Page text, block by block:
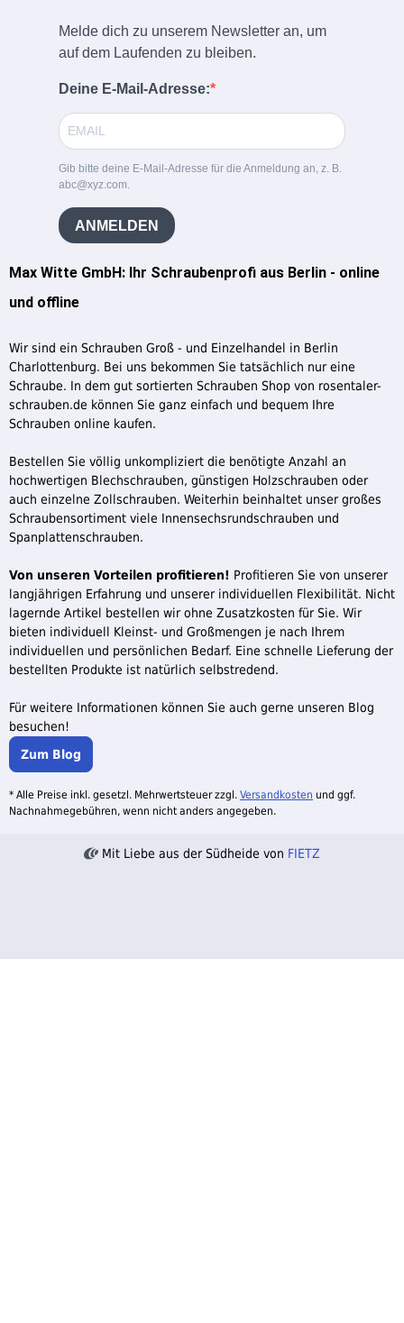
Max Witte GmbH: Ihr Schraubenprofi aus Berlin - online
und offline
Wir sind ein Schrauben Groß - und Einzelhandel in Berlin
Charlottenburg. Bei uns bekommen Sie tatsächlich nur eine
Schraube. In dem gut sortierten Schrauben Shop von rosentaler-
schrauben.de können Sie ganz einfach und bequem Ihre
Schrauben online kaufen.
Bestellen Sie völlig unkompliziert die benötigte Anzahl an
hochwertigen Blechschrauben, günstigen Holzschrauben oder
auch einzelne Zollschrauben. Weiterhin beinhaltet unser großes
Schraubensortiment viele Innensechsrundschrauben und
Spanplattenschrauben.
Von unseren Vorteilen profitieren! Profitieren Sie von unserer
langjährigen Erfahrung und unserer individuellen Flexibilität. Nicht
lagernde Artikel bestellen wir ohne Zusatzkosten für Sie. Wir
bieten individuell Kleinst- und Großmengen je nach Ihrem
individuellen und persönlichen Bedarf. Eine schnelle Lieferung der
bestellten Produkte ist natürlich selbstredend.
Für weitere Informationen können Sie auch gerne unseren Blog
besuchen!
Zum Blog
Melde dich zu unserem Newsletter an, um
auf dem Laufenden zu bleiben.
Deine E-Mail-Adresse:
Gib bitte deine E-Mail-Adresse für die Anmeldung an, z. B.
abc@xyz.com.
ANMELDEN
* Alle Preise inkl. gesetzl. Mehrwertsteuer zzgl. Versandkosten und ggf.
Nachnahmegebühren, wenn nicht anders angegeben.
Mit Liebe aus der Südheide von FIETZ